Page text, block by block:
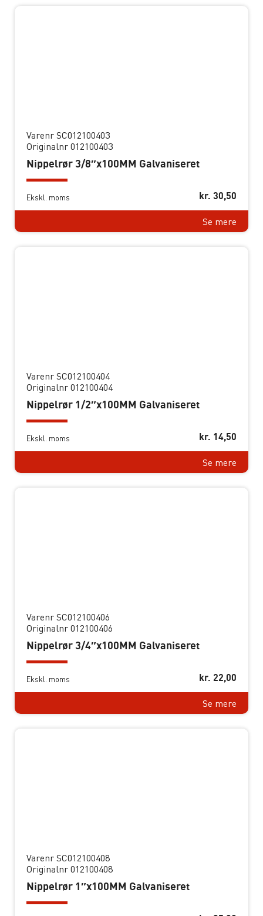
Varenr SC012100403
Originalnr 012100403
Nippelrør 3/8″x100MM Galvaniseret
Ekskl. moms kr. 30,50
Se mere
Varenr SC012100404
Originalnr 012100404
Nippelrør 1/2″x100MM Galvaniseret
Ekskl. moms kr. 14,50
Se mere
Varenr SC012100406
Originalnr 012100406
Nippelrør 3/4″x100MM Galvaniseret
Ekskl. moms kr. 22,00
Se mere
Varenr SC012100408
Originalnr 012100408
Nippelrør 1″x100MM Galvaniseret